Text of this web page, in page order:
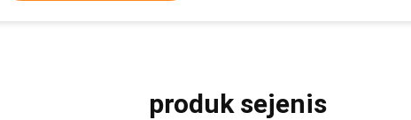
produk sejenis